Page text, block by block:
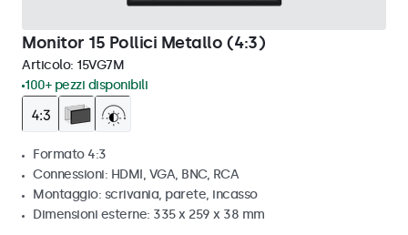
Monitor 15 Pollici Metallo (4:3)
Articolo: 15VG7M
100+ pezzi disponibili
Formato 4:3
Connessioni: HDMI, VGA, BNC, RCA
Montaggio: scrivania, parete, incasso
Dimensioni esterne: 335 x 259 x 38 mm